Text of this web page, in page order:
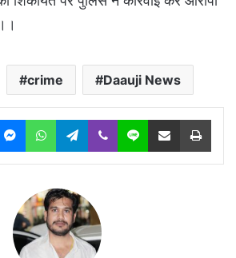
crime Daauji News
MessengerWhatsAppTelegram
Viber Line Share via Email Print